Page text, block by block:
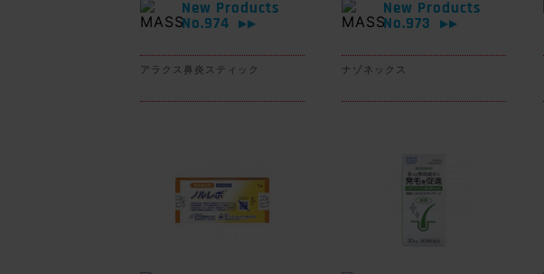
New Products
No.974
▶▶
アラクス鼻炎スティック
New Products
No.973
▶▶
ナゾネックス